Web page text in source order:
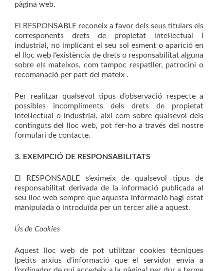
pàgina web.
El RESPONSABLE reconeix a favor dels seus titulars els
corresponents drets de propietat intel·lectual i
industrial, no implicant el seu sol esment o aparició en
el lloc web l’existència de drets o responsabilitat alguna
sobre els mateixos, com tampoc respatller, patrocini o
recomanació per part del mateix .
Per realitzar qualsevol tipus d’observació respecte a
possibles incompliments dels drets de propietat
intel·lectual o industrial, així com sobre qualsevol dels
continguts del lloc web, pot fer-ho a través del nostre
formulari de contacte.
3. EXEMPCIÓ DE RESPONSABILITATS
El RESPONSABLE s’eximeix de qualsevol tipus de
responsabilitat derivada de la informació publicada al
seu lloc web sempre que aquesta informació hagi estat
manipulada o introduïda per un tercer aliè a aquest.
Ús de Cookies
Aquest lloc web de pot utilitzar cookies tècniques
(petits arxius d’informació que el servidor envia a